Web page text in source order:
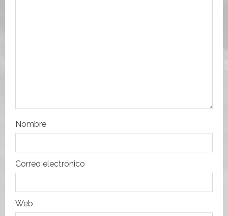
r
a
d
a
s
Nombre
Correo electrónico
Web